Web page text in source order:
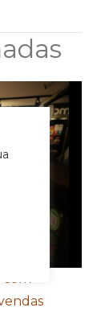
com